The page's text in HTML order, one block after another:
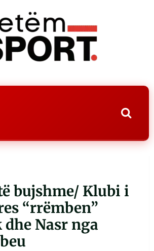
bujshme/ Klubi i
“rrëmben”
Nasr nga